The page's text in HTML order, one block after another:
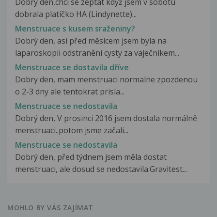
dobrala platíčko HA (Lindynette)...
Menstruace s kusem sraženiny?
Dobrý den, asi před měsícem jsem byla na
laparoskopii odstranění cysty za vaječníkem...
Menstruace se dostavila dříve
Dobry den, mam menstruaci normalne zpozdenou
o 2-3 dny ale tentokrat prisla...
Menstruace se nedostavila
Dobrý den, V prosinci 2016 jsem dostala normálně
menstruaci..potom jsme začali...
Menstruace se nedostavila
Dobrý den, před týdnem jsem měla dostat
menstruaci, ale dosud se nedostavila.Gravitest...
MOHLO BY VÁS ZAJÍMAT